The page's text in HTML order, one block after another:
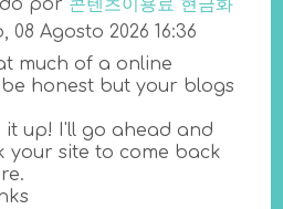
por 콘텐츠이용료 현금화
08 Agosto 2026 16:36
much of a online
honest but your blogs
it up! I'll go ahead and
your site to come back